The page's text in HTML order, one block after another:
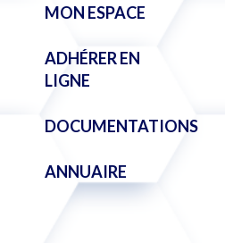
MON ESPACE
ADHÉRER EN
LIGNE
DOCUMENTATIONS
ANNUAIRE